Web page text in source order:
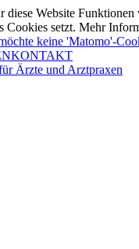
Website
Cookies setzt. Mehr
keine 'Matomo'-
KONTAKT